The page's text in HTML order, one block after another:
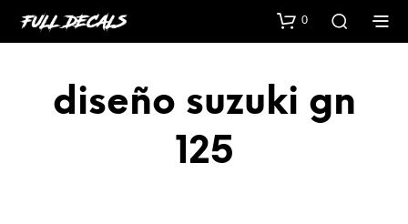
0
diseño suzuki gn
125